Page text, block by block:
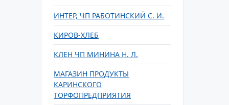
ИНТЕР, ЧП РАБОТИНСКИЙ С. И.
КИРОВ-ХЛЕБ
КЛЕН ЧП МИНИНА Н. Л.
МАГАЗИН ПРОДУКТЫ
КАРИНСКОГО
ТОРФОПРЕДПРИЯТИЯ